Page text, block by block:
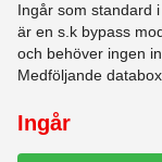
Ingår som standard
är en s.k bypass
och behöver ingen
Medföljande
Ingår